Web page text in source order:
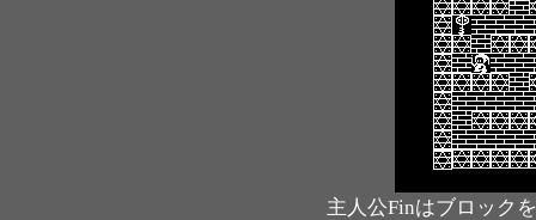
主人公Finはブロック